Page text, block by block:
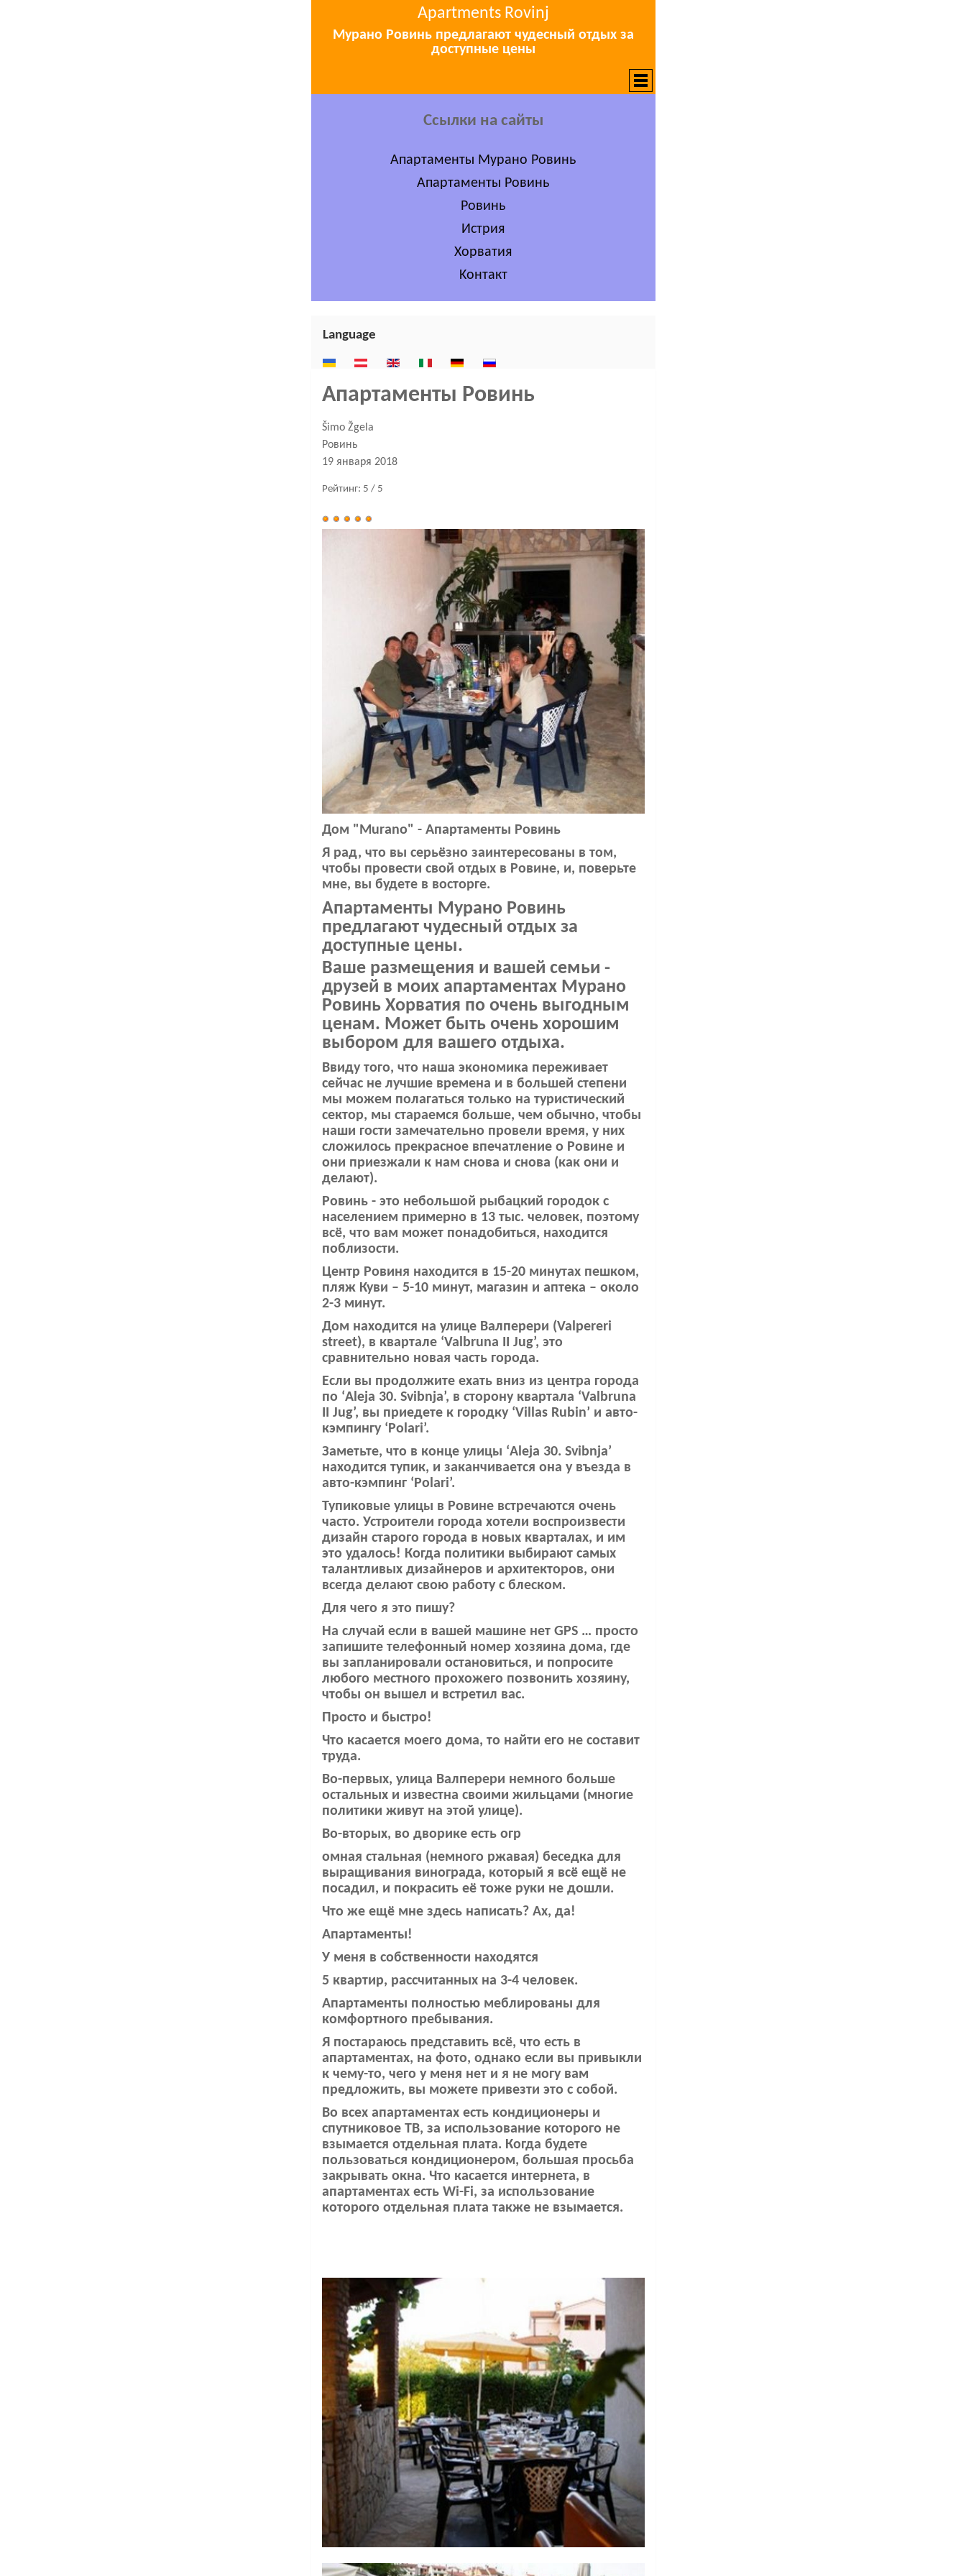
Apartments Rovinj
Мурано Ровинь предлагают чудесный отдых за
доступные цены
Ссылки на сайты
Апартаменты Мурано Ровинь
Апартаменты Ровинь
Ровинь
Истрия
Хорватия
Kонтакт
Language
Апартаменты Ровинь
Šimo Žgela
Ровинь
19 января 2018
Рейтинг: 5 / 5
Дом "Murano" - Апартаменты Ровинь
Я рад, что вы серьёзно заинтересованы в том,
чтобы провести свой отдых в Ровине, и, поверьте
мне, вы будете в восторге.
Апартаменты Мурано Ровинь
предлагают чудесный отдых за
доступные цены.
Ваше размещения и вашей семьи -
друзей в моих апартаментах Мурано
Ровинь Хорватия по очень выгодным
ценам. Может быть очень хорошим
выбором для вашего отдыха.
Ввиду того, что наша экономика переживает
сейчас не лучшие времена и в большей степени
мы можем полагаться только на туристический
сектор, мы стараемся больше, чем обычно, чтобы
наши гости замечательно провели время, у них
сложилось прекрасное впечатление о Ровине и
они приезжали к нам снова и снова (как они и
делают).
Ровинь - это небольшой рыбацкий городок с
населением примерно в 13 тыс. человек, поэтому
всё, что вам может понадобиться, находится
поблизости.
Центр Ровиня находится в 15-20 минутах пешком,
пляж Куви – 5-10 минут, магазин и аптека – около
2-3 минут.
Дом находится на улице Валперери (Valpereri
street), в квартале ‘Valbruna II Jug’, это
сравнительно новая часть города.
Если вы продолжите ехать вниз из центра города
по ‘Aleja 30. Svibnja’, в сторону квартала ‘Valbruna
II Jug’, вы приедете к городку ‘Villas Rubin’ и авто-
кэмпингу ‘Polari’.
Заметьте, что в конце улицы ‘Aleja 30. Svibnja’
находится тупик, и заканчивается она у въезда в
авто-кэмпинг ‘Polari’.
Тупиковые улицы в Ровине встречаются очень
часто. Устроители города хотели воспроизвести
дизайн старого города в новых кварталах, и им
это удалось! Когда политики выбирают самых
талантливых дизайнеров и архитекторов, они
всегда делают свою работу с блеском.
Для чего я это пишу?
На случай если в вашей машине нет GPS … просто
запишите телефонный номер хозяина дома, где
вы запланировали остановиться, и попросите
любого местного прохожего позвонить хозяину,
чтобы он вышел и встретил вас.
Просто и быстро!
Что касается моего дома, то найти его не составит
труда.
Во-первых, улица Валперери немного больше
остальных и известна своими жильцами (многие
политики живут на этой улице).
Во-вторых, во дворике есть огр
омная стальная (немного ржавая) беседка для
выращивания винограда, который я всё ещё не
посадил, и покрасить её тоже руки не дошли.
Что же ещё мне здесь написать? Ах, да!
Апартаменты!
У меня в собственности находятся
5 квартир, рассчитанных на 3-4 человек.
Апартаменты полностью меблированы для
комфортного пребывания.
Я постараюсь представить всё, что есть в
апартаментах, на фото, однако если вы привыкли
к чему-то, чего у меня нет и я не могу вам
предложить, вы можете привезти это с собой.
Во всех апартаментах есть кондиционеры и
спутниковое ТВ, за использование которого не
взымается отдельная плата. Когда будете
пользоваться кондиционером, большая просьба
закрывать окна. Что касается интернета, в
апартаментах есть Wi-Fi, за использование
которого отдельная плата также не взымается.